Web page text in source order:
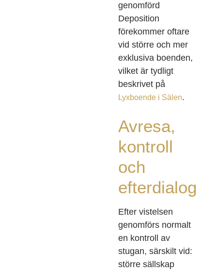
genomförd
Deposition
förekommer oftare
vid större och mer
exklusiva boenden,
vilket är tydligt
beskrivet på
Lyxboende i Sälen.
Avresa,
kontroll
och
efterdialog
Efter vistelsen
genomförs normalt
en kontroll av
stugan, särskilt vid:
större sällskap